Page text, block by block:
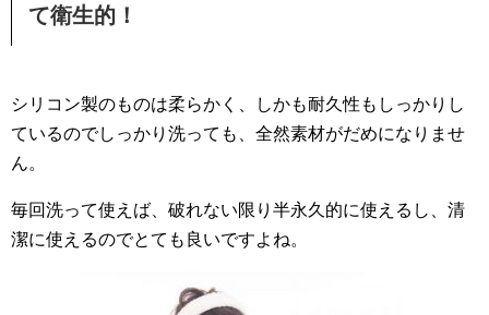
て衛生的！
シリコン製のものは柔らかく、しかも耐久性もしっかりし
ているのでしっかり洗っても、全然素材がだめになりませ
ん。
毎回洗って使えば、破れない限り半永久的に使えるし、清
潔に使えるのでとても良いですよね。